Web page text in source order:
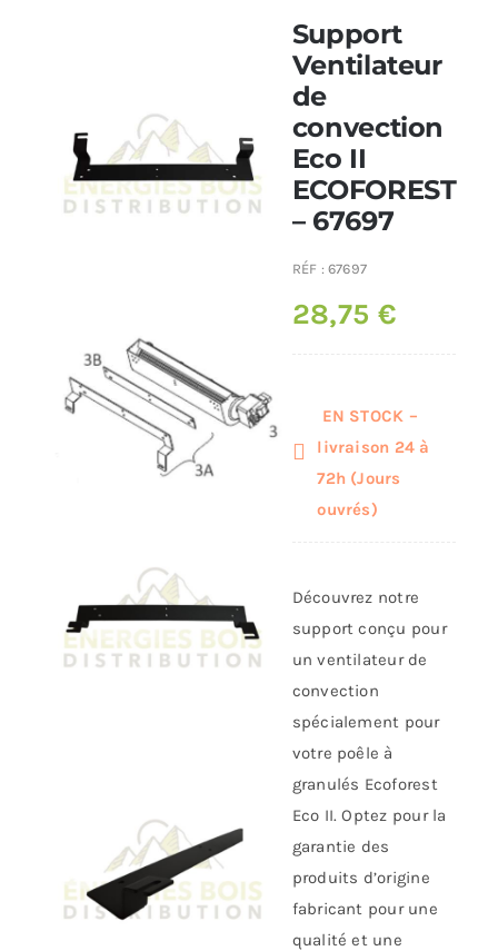
Conduit de fumées
Support
Ventilateur
de
convection
Eco II
ECOFOREST
– 67697
RÉF :67697
28,75€
EN STOCK –
livraison 24 à
72h (Jours
ouvrés)
Découvrez notre
support conçu pour
un ventilateur de
convection
spécialement pour
votre poêle à
granulés Ecoforest
Eco II. Optez pour la
garantie des
produits d’origine
fabricant pour une
qualité et une